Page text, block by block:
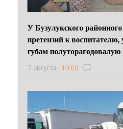
У Бузулукского
претензий к
губам
7 августа 19:06